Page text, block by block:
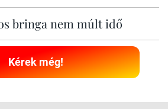
bringa nem múlt idő
Kérek még!